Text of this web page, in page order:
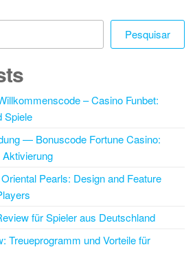
Pesquisar
– Casino Funbet:
Spiele
— Bonuscode Fortune Casino:
Pearls: Design and Feature
für Spieler aus Deutschland
Treueprogramm und Vorteile für